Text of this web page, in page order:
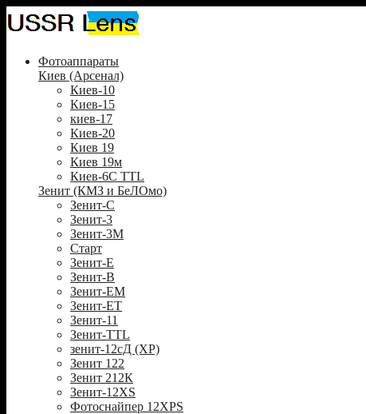
Фотоаппараты
Киев (Арсенал)
Киев-10
Киев-15
киев-17
Киев-20
Киев 19
Киев 19м
Киев-6С TTL
Зенит (КМЗ и БеЛОмо)
Зенит-С
Зенит-3
Зенит-3М
Старт
Зенит-Е
Зенит-В
Зенит-ЕМ
Зенит-ЕТ
Зенит-11
Зенит-TTL
зенит-12сД (XP)
Зенит 122
Зенит 212К
Зенит-12XS
Фотоснайпер 12XPS